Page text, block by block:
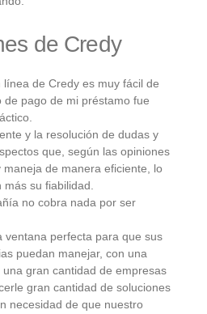
de Credy
línea de Credy es muy fácil de
de pago de mi préstamo fue
y la resolución de dudas y
que, según las opiniones
maneja de manera eficiente, lo
su fiabilidad.
no cobra nada por ser
ventana perfecta para que sus
puedan manejar, con una
gran cantidad de empresas
gran cantidad de soluciones
necesidad de que nuestro